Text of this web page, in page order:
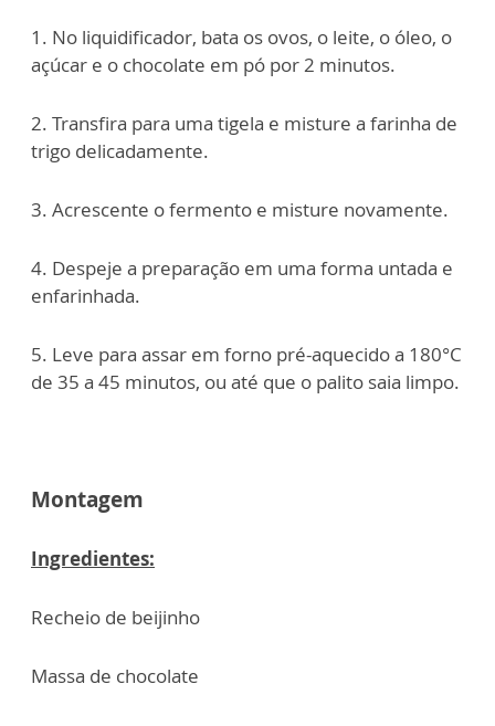
1. No liquidificador, bata os ovos, o leite, o óleo, o
açúcar e o chocolate em pó por 2 minutos.
2. Transfira para uma tigela e misture a farinha de
trigo delicadamente.
3. Acrescente o fermento e misture novamente.
4. Despeje a preparação em uma forma untada e
enfarinhada.
5. Leve para assar em forno pré-aquecido a 180°C
de 35 a 45 minutos, ou até que o palito saia limpo.
Montagem
Ingredientes:
Recheio de beijinho
Massa de chocolate